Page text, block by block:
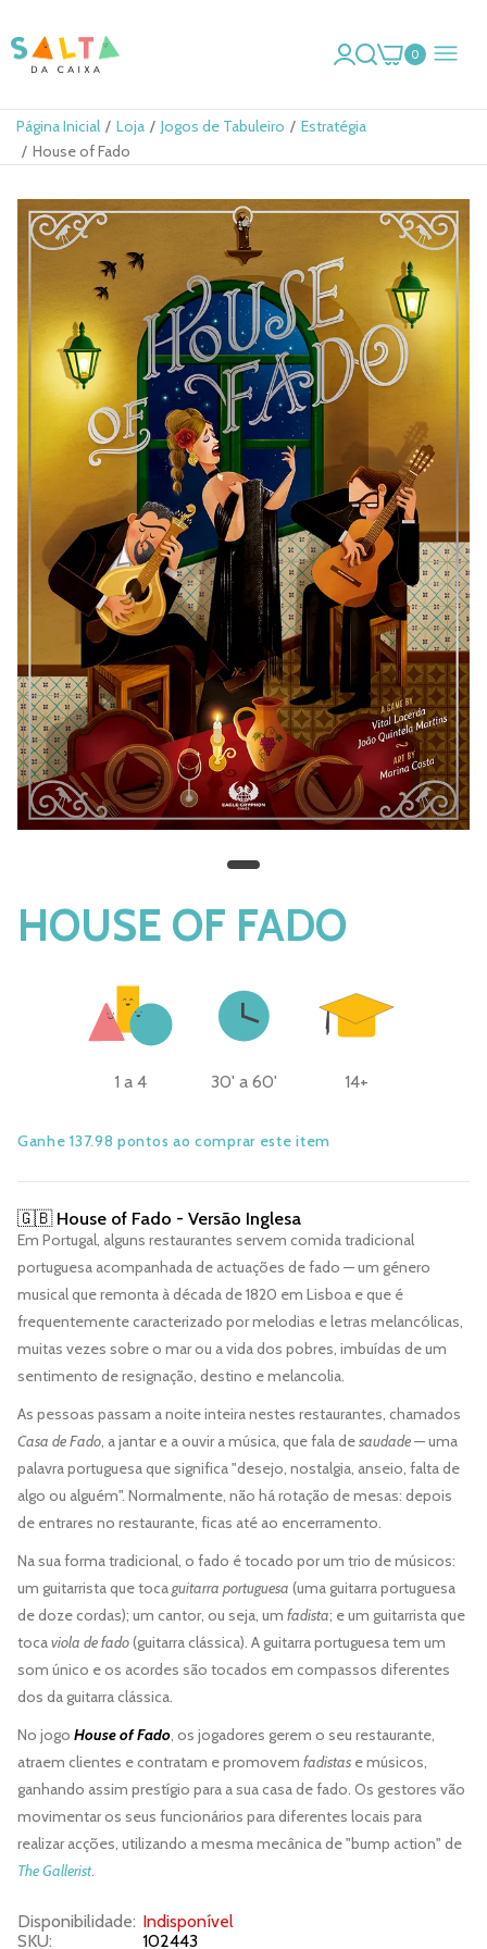
0
Página Inicial Loja Jogos de Tabuleiro
Estratégia
House of Fado
HOUSE OF FADO
1 a 4 30' a 60' 14+
Ganhe 137.98 pontos ao comprar este item
🇬🇧 House of Fado - Versão Inglesa
Em Portugal, alguns restaurantes servem comida tradicional
portuguesa acompanhada de actuações de fado — um género
musical que remonta à década de 1820 em Lisboa e que é
frequentemente caracterizado por melodias e letras melancólicas,
muitas vezes sobre o mar ou a vida dos pobres, imbuídas de um
sentimento de resignação, destino e melancolia.
As pessoas passam a noite inteira nestes restaurantes, chamados
Casa de Fado , a jantar e a ouvir a música, que fala desaudade— uma
palavra portuguesa que significa "desejo, nostalgia, anseio, falta de
algo ou alguém". Normalmente, não há rotação de mesas: depois
de entrares no restaurante, ficas até ao encerramento.
Na sua forma tradicional, o fado é tocado por um trio de músicos:
um guitarrista que tocaguitarra portuguesa (uma guitarra portuguesa
de doze cordas); um cantor, ou seja, um fadista; e um guitarrista que
tocaviola de fado(guitarra clássica). A guitarra portuguesa tem um
som único e os acordes são tocados em compassos diferentes
dos da guitarra clássica.
No jogo House of Fado , os jogadores gerem o seu restaurante,
atraem clientes e contratam e promovem fadistas e músicos,
ganhando assim prestígio para a sua casa de fado. Os gestores vão
movimentar os seus funcionários para diferentes locais para
realizar acções, utilizando a mesma mecânica de "bump action" de
The Gallerist.
Disponibilidade: Indisponível
SKU:
102443